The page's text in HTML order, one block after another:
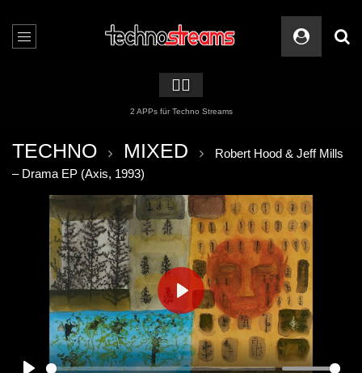
🏳️‍🌈
2 APPs für Techno Streams
TECHNO MIXED
Robert Hood & Jeff Mills
– Drama EP (Axis, 1993)
PLAY